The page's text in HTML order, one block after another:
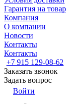
Гарантия на товар
Компания
О компании
Новости
Контакты
Контакты
+7 915 129-08-62
Заказать звонок
Задать вопрос
Войти